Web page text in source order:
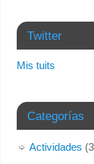
Twitter
Mis tuits
Categorías
Actividades